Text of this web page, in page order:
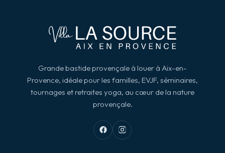
Grande bastide provençale à louer à Aix-en-
Provence, idéale pour les familles, EVJF, séminaires,
tournages et retraites yoga, au cœur de la nature
provençale.